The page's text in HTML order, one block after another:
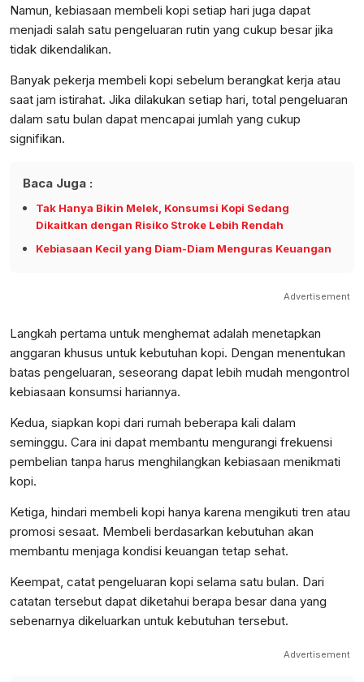
Namun, kebiasaan membeli kopi setiap hari juga dapat
menjadi salah satu pengeluaran rutin yang cukup besar jika
tidak dikendalikan.
Banyak pekerja membeli kopi sebelum berangkat kerja atau
saat jam istirahat. Jika dilakukan setiap hari, total pengeluaran
dalam satu bulan dapat mencapai jumlah yang cukup
signifikan.
Baca Juga :
Tak Hanya Bikin Melek, Konsumsi Kopi Sedang
Dikaitkan dengan Risiko Stroke Lebih Rendah
Kebiasaan Kecil yang Diam-Diam Menguras Keuangan
Advertisement
Langkah pertama untuk menghemat adalah menetapkan
anggaran khusus untuk kebutuhan kopi. Dengan menentukan
batas pengeluaran, seseorang dapat lebih mudah mengontrol
kebiasaan konsumsi hariannya.
Kedua, siapkan kopi dari rumah beberapa kali dalam
seminggu. Cara ini dapat membantu mengurangi frekuensi
pembelian tanpa harus menghilangkan kebiasaan menikmati
kopi.
Ketiga, hindari membeli kopi hanya karena mengikuti tren atau
promosi sesaat. Membeli berdasarkan kebutuhan akan
membantu menjaga kondisi keuangan tetap sehat.
Keempat, catat pengeluaran kopi selama satu bulan. Dari
catatan tersebut dapat diketahui berapa besar dana yang
sebenarnya dikeluarkan untuk kebutuhan tersebut.
Advertisement